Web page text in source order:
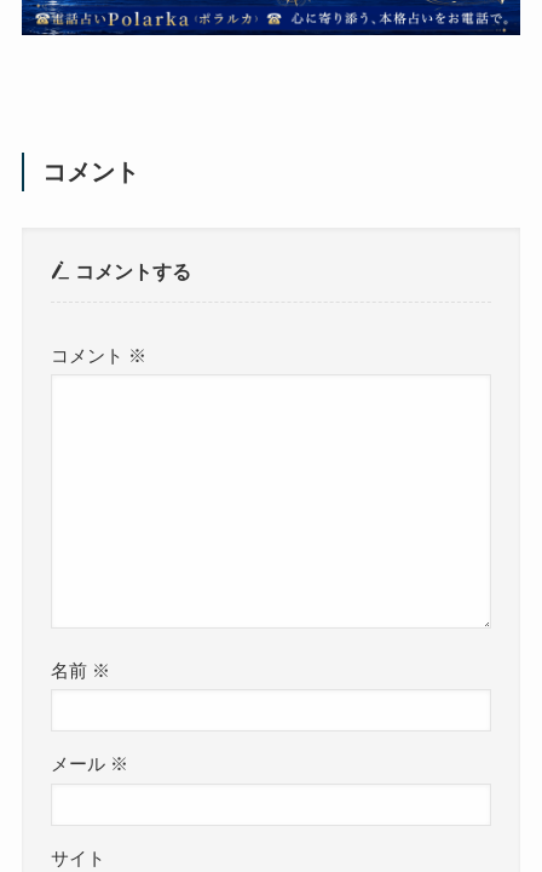
コメント
コメントする
コメント ※
名前 ※
メール ※
サイト